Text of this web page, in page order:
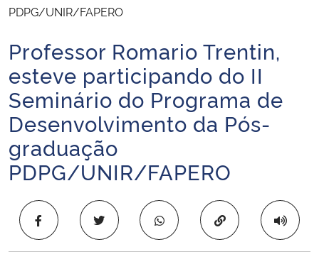
Ministério da Agricultura, Pecuária e Abastecimento
Ministério da Educação
Ministério da Cidadania
Ministério da Saúde
Ministério de Minas e Energia
Ministério da Ciência, Tecnologia, Inovações e Comunicações
PDPG/UNIR/FAPERO
Início do conteúdo
Professor Romario Trentin,
esteve participando do II
Seminário do Programa de
Desenvolvimento da Pós-
graduação
PDPG/UNIR/FAPERO
Copiar para área